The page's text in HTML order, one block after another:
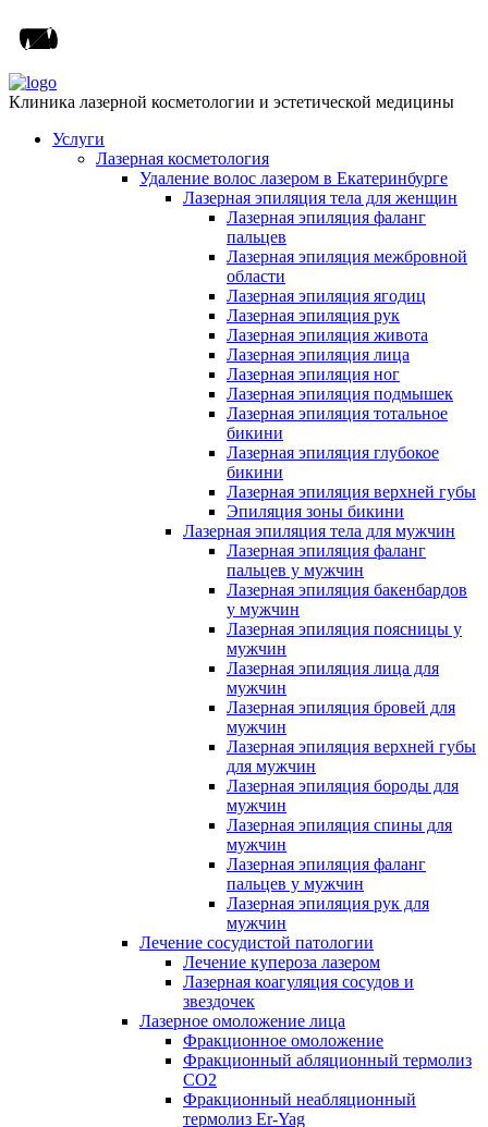
Клиника лазерной косметологии и эстетической медицины
Услуги
Лазерная косметология
Удаление волос лазером в Екатеринбурге
Лазерная эпиляция тела для женщин
Лазерная эпиляция фаланг
пальцев
Лазерная эпиляция межбровной
области
Лазерная эпиляция ягодиц
Лазерная эпиляция рук
Лазерная эпиляция живота
Лазерная эпиляция лица
Лазерная эпиляция ног
Лазерная эпиляция подмышек
Лазерная эпиляция тотальное
бикини
Лазерная эпиляция глубокое
бикини
Лазерная эпиляция верхней губы
Эпиляция зоны бикини
Лазерная эпиляция тела для мужчин
Лазерная эпиляция фаланг
пальцев у мужчин
Лазерная эпиляция бакенбардов
у мужчин
Лазерная эпиляция поясницы у
мужчин
Лазерная эпиляция лица для
мужчин
Лазерная эпиляция бровей для
мужчин
Лазерная эпиляция верхней губы
для мужчин
Лазерная эпиляция бороды для
мужчин
Лазерная эпиляция спины для
мужчин
Лазерная эпиляция фаланг
пальцев у мужчин
Лазерная эпиляция рук для
мужчин
Лечение сосудистой патологии
Лечение купероза лазером
Лазерная коагуляция сосудов и
звездочек
Лазерное омоложение лица
Фракционное омоложение
Фракционный абляционный термолиз
CO2
Фракционный неабляционный
термолиз Er-Yag